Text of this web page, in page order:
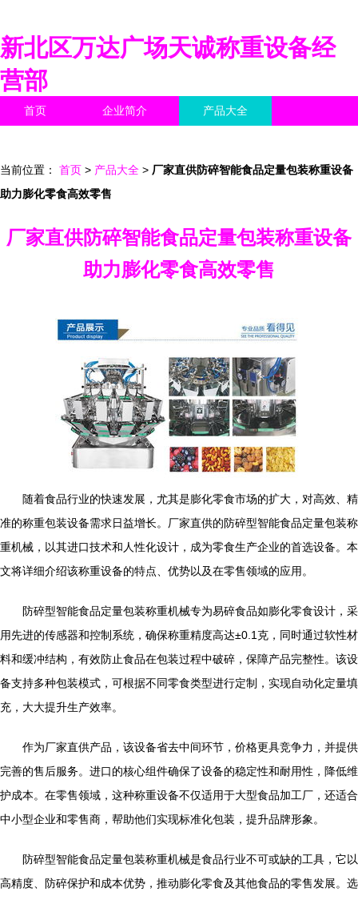
新北区万达广场天诚称重设备经
营部
首页 企业简介 产品大全
当前位置： 首页 > 产品大全 > 厂家直供防碎智能食品定量包装称重设备
助力膨化零食高效零售
厂家直供防碎智能食品定量包装称重设备
助力膨化零食高效零售
随着食品行业的快速发展，尤其是膨化零食市场的扩大，对高效、精
准的称重包装设备需求日益增长。厂家直供的防碎型智能食品定量包装称
重机械，以其进口技术和人性化设计，成为零食生产企业的首选设备。本
文将详细介绍该称重设备的特点、优势以及在零售领域的应用。
防碎型智能食品定量包装称重机械专为易碎食品如膨化零食设计，采
用先进的传感器和控制系统，确保称重精度高达±0.1克，同时通过软性材
料和缓冲结构，有效防止食品在包装过程中破碎，保障产品完整性。该设
备支持多种包装模式，可根据不同零食类型进行定制，实现自动化定量填
充，大大提升生产效率。
作为厂家直供产品，该设备省去中间环节，价格更具竞争力，并提供
完善的售后服务。进口的核心组件确保了设备的稳定性和耐用性，降低维
护成本。在零售领域，这种称重设备不仅适用于大型食品加工厂，还适合
中小型企业和零售商，帮助他们实现标准化包装，提升品牌形象。
防碎型智能食品定量包装称重机械是食品行业不可或缺的工具，它以
高精度、防碎保护和成本优势，推动膨化零食及其他食品的零售发展。选